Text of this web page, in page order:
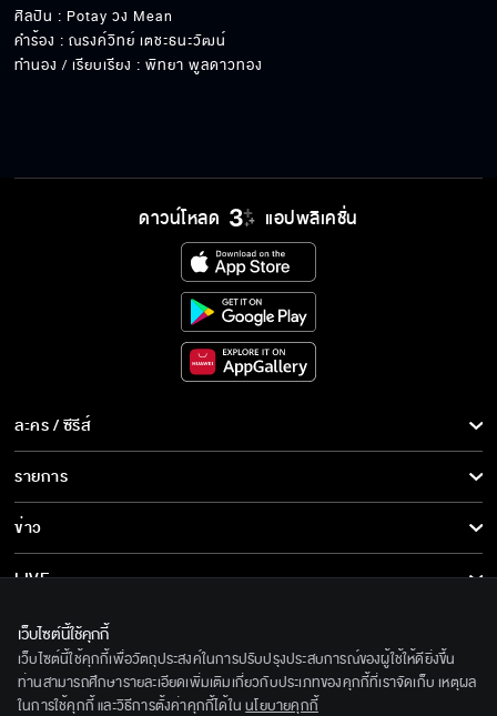
ใจเอ๋ย Ost.พราวมุก | อิมเมจ สุธิตา | Official Karaoke
คนเดียวที่รักหมดหัวใจ Ost.สร้อยสะบันงา | เต้น นรารักษ์ |
อันยองสายย่อ Ost.ซ่อนกลิ่น | DJ Yaprider | Official
ผิดไหม Ost.ปมเสน่หา | BOWKYLION | Official Karaoke
Official Karaoke
ไม่มีที่ยืน Ost.พรชีวัน | PEARWAH | Official Karaoke
ศิลปิน : Potay วง Mean
คำร้อง : ณรงค์วิทย์ เตชะธนะวัฒน์
ทำนอง / เรียบเรียง : พิทยา พูลดาวทอง
ดาวน์โหลด แอปพลิเคชั่น
ละคร / ซีรีส์
ละคร/ซีรีส์
ซีรีส์นานาชาติ
การ์ตูน & เกม
รายการ
รายการทั้งหมด
ข่าว
ข่าวทั้งหมด
ข่าวประชาสัมพันธ์
LIVE
เกี่ยวกับเรา
BEC World
รู้จักเรา
ติดตามเราได้ที่
เว็บไซต์นี้ใช้คุกกี้
เว็บไซต์นี้ใช้คุกกี้เพื่อวัตถุประสงค์ในการปรับปรุงประสบการณ์ของผู้ใช้ให้ดียิ่งขึ้น
ท่านสามารถศึกษารายละเอียดเพิ่มเติมเกี่ยวกับประเภทของคุกกี้ที่เราจัดเก็บ เหตุผล
ในการใช้คุกกี้ และวิธีการตั้งค่าคุกกี้ได้ใน นโยบายคุกกี้